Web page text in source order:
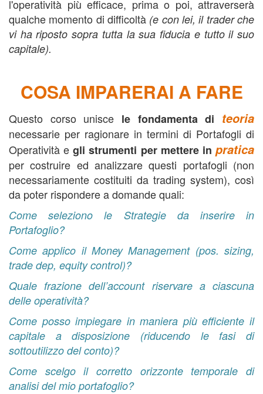
l'operatività più efficace, prima o poi, attraverserà
qualche momento di difficoltà (e con lei, il trader che
vi ha riposto sopra tutta la sua fiducia e tutto il suo
capitale).
COSA IMPARERAI A FARE
Questo corso unisce le fondamenta di teoria
necessarie per ragionare in termini di Portafogli di
Operatività egli strumenti per mettere inpratica
per costruire ed analizzare questi portafogli (non
necessariamente costituiti da trading system), così
da poter rispondere a domande quali:
Come seleziono le Strategie da inserire in
Portafoglio?
Come applico il Money Management (pos. sizing,
trade dep, equity control)?
Quale frazione dell’account riservare a ciascuna
delle operatività?
Come posso impiegare in maniera più efficiente il
capitale a disposizione (riducendo le fasi di
sottoutilizzo del conto)?
Come scelgo il corretto orizzonte temporale di
analisi del mio portafoglio?